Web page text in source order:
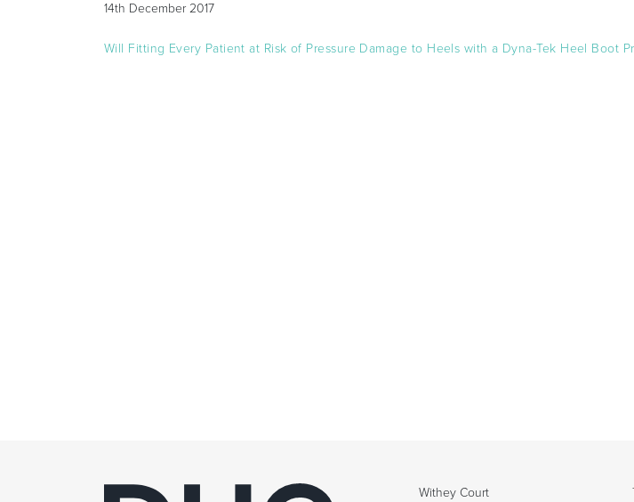
14th December 2017
Will Fitting Every Patient at Risk of Pressure Damage to Heels with a Dyna-Tek Heel Boot
Withey Court